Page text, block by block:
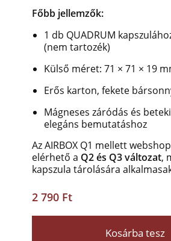
Főbb jellemzők:
1 db QUADRUM
(nem tartozék)
Külső méret: 71 × 71 × 19
Erős karton, fekete
Mágneses záródás és
elegáns bemutatáshoz
Az AIRBOX Q1 mellett
elérhető a Q2 és Q3 változat,
kapszula tárolására
2 790 Ft
Kosárba tesz